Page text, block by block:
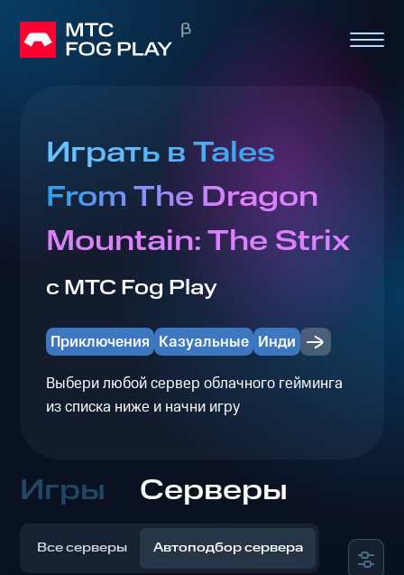
Играть в Tales
From The Dragon
Mountain: The Strix
с МТС Fog Play
Приключения Казуальные Инди
Выбери любой сервер облачного гейминга
из списка ниже и начни игру
Игры Серверы
Все серверы Автоподбор сервера